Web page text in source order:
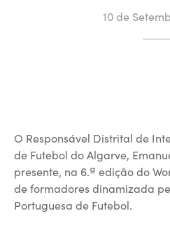
10 de
O Responsável Distrital de
de Futebol do Algarve,
presente, na 6.ª edição do
de formadores dinamizada
Portuguesa de Futebol.